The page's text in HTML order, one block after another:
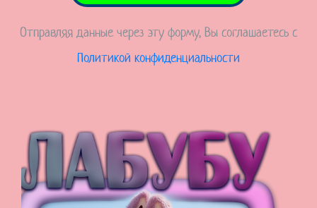
Отправляя данные через эту форму, Вы соглашаетесь с
Политикой конфиденциальности